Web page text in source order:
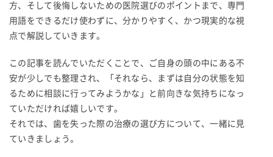
方、そして後悔しないための医院選びのポイントまで、専門
用語をできるだけ使わずに、分かりやすく、かつ現実的な視
点で解説していきます。
この記事を読んでいただくことで、ご自身の頭の中にある不
安が少しでも整理され、「それなら、まずは自分の状態を知
るために相談に行ってみようかな」と前向きな気持ちになっ
ていただければ嬉しいです。
それでは、歯を失った際の治療の選び方について、一緒に見
ていきましょう。